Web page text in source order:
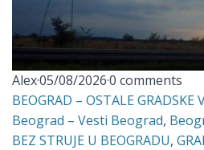
Alex·05/08/2026·0 comments
BEOGRAD – OSTALE GRADSKE
Beograd – Vesti Beograd,
BEZ STRUJE U BEOGRADU,